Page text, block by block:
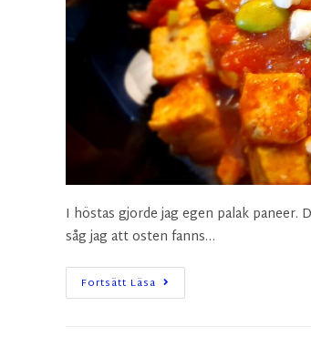
I höstas gjorde jag egen palak paneer.
såg jag att osten fanns…
Fortsätt Läsa